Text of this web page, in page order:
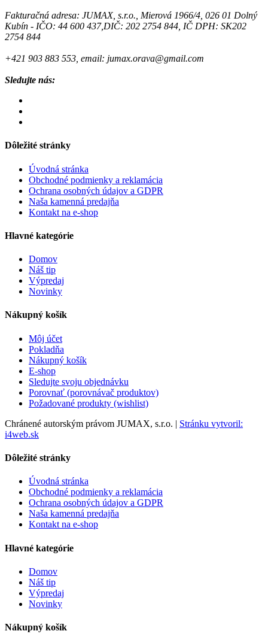
Fakturačná adresa: JUMAX, s.r.o., Mierová 1966/4, 026 01 Dolný
Kubín - IČO: 44 600 437,DIČ: 202 2754 844, IČ DPH: SK202
2754 844
+421 903 883 553, email: jumax.orava@gmail.com
Sledujte nás:
Dôležité stránky
Úvodná stránka
Obchodné podmienky a reklamácia
Ochrana osobných údajov a GDPR
Naša kamenná predajňa
Kontakt na e-shop
Hlavné kategórie
Domov
Náš tip
Výpredaj
Novinky
Nákupný košík
Môj účet
Pokladňa
Nákupný košík
E-shop
Sledujte svoju objednávku
Porovnať (porovnávač produktov)
Požadované produkty (wishlist)
Chránené autorským právom JUMAX, s.r.o. | Stránku vytvoril:
i4web.sk
Dôležité stránky
Úvodná stránka
Obchodné podmienky a reklamácia
Ochrana osobných údajov a GDPR
Naša kamenná predajňa
Kontakt na e-shop
Hlavné kategórie
Domov
Náš tip
Výpredaj
Novinky
Nákupný košík